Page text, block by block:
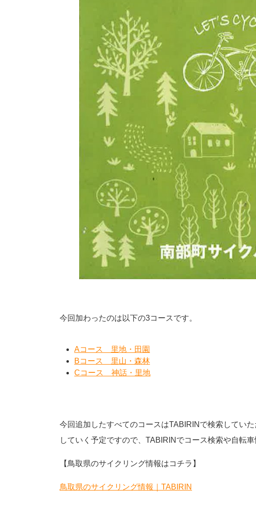
今回加わったのは以下の3コースです。
Aコース 里地・田園
Bコース 里山・森林
Cコース 神話・里地
今回追加したすべてのコースはTABIRINで検索してい
していく予定ですので、TABIRINでコース検索や自転
【鳥取県のサイクリング情報はコチラ】
鳥取県のサイクリング情報｜TABIRIN